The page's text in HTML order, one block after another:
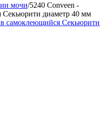
мочи/5240 Conveen -
Секьюрити диаметр 40 мм